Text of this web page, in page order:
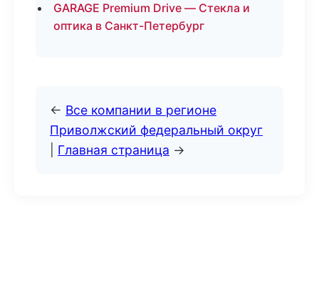
GARAGE Premium Drive — Стекла и
оптика в Санкт-Петербург
← Все компании в регионе
Приволжский федеральный округ
Главная страница →